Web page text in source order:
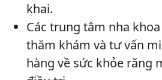
khai.
Các trung tâm nha
thăm khám và tư vấn
hàng về sức khỏe răng